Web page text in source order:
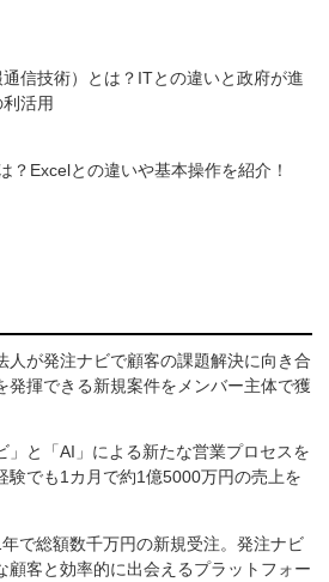
信技術）とは？ITとの違いと政府が進
活用
？Excelとの違いや基本操作を紹介！
人が発注ナビで顧客の課題解決に向き合
発揮できる新規案件をメンバー主体で獲
」と「AI」による新たな営業プロセスを
験でも1カ月で約1億5000万円の売上を
で総額数千万円の新規受注。発注ナビ
顧客と効率的に出会えるプラットフォー